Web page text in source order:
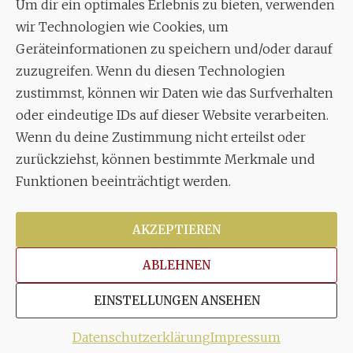
Um dir ein optimales Erlebnis zu bieten, verwenden
wir Technologien wie Cookies, um
Geräteinformationen zu speichern und/oder darauf
zuzugreifen. Wenn du diesen Technologien
zustimmst, können wir Daten wie das Surfverhalten
oder eindeutige IDs auf dieser Website verarbeiten.
Wenn du deine Zustimmung nicht erteilst oder
zurückziehst, können bestimmte Merkmale und
Funktionen beeinträchtigt werden.
AKZEPTIEREN
ABLEHNEN
EINSTELLUNGEN ANSEHEN
DatenschutzerklärungImpressum
Aixheimer Str. 18
70619 Stuttgart
MUSIK
Musikalischer Leiter:
Enrico Trummer
Tel.+49 (0)177 / 34 23 57 1
Facebook
TwitterYouTube
Copyright © 2026Stuttgarter Oratorienchor e.V.Alle
Rechte vorbehalten.
Impressum|Disclaimer|Datenschutzerklärung